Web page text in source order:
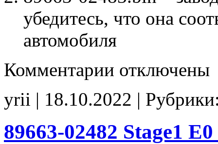
убедитесь, что она
автомобиля
Комментарии записи
Stage1
E2
отключены
yrii | 18.10.2022 |
89663-02482 Stage1